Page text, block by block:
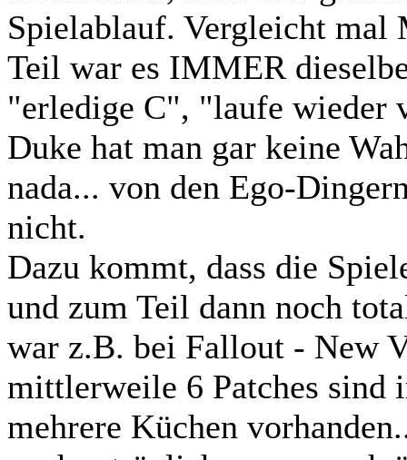
Spielablauf. Vergleicht
Teil war es IMMER
"erledige C", "laufe wieder
Duke hat man gar keine
nada... von den Ego-
nicht.
Dazu kommt, dass die
und zum Teil dann noch
war z.B. bei Fallout - New
mittlerweile 6 Patches sind
mehrere Küchen